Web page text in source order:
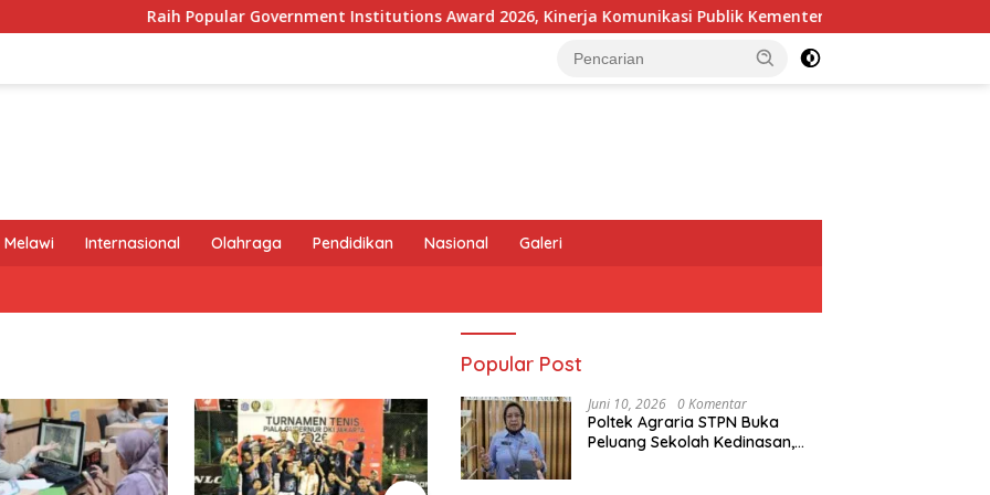
Raih Popular Government Institutions Award 2026, Kinerja Komunikasi Publik Kementerian ATR/BPN Kembali Diakui
Melawi Internasional Olahraga Pendidikan Nasional Galeri
Popular Post
Juni 10, 2026 0 Komentar
Poltek Agraria STPN Buka
Peluang Sekolah Kedinasan,